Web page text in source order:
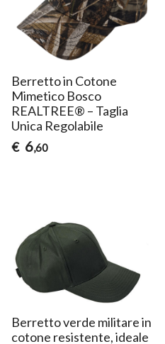
Berretto in Cotone
Mimetico Bosco
REALTREE® – Taglia
Unica Regolabile
€ 6,60
Berretto verde militare in
cotone resistente, ideale